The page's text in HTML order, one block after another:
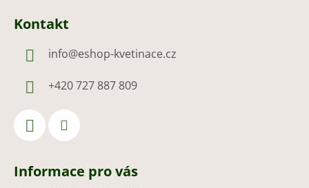
Kontakt
info@eshop-kvetinace.cz
+420 727 887 809
Informace pro vás